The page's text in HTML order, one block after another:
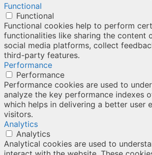
Functional
Functional
Functional cookies help to perform
functionalities like sharing the content
social media platforms, collect
third-party features.
Performance
Performance
Performance cookies are used to
analyze the key performance indexes
which helps in delivering a better user
visitors.
Analytics
Analytics
Analytical cookies are used to